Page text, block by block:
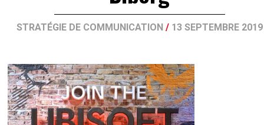
STRATÉGIE DE COMMUNICATION/ 13 SEPTEMBRE 2019